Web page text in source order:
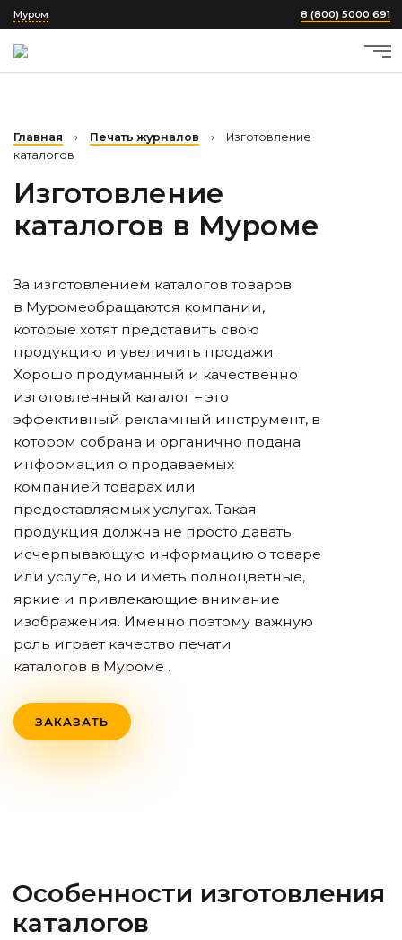
Муром 8 (800) 5000 691
Главная › Печать журналов ›
Изготовление
каталогов
Изготовление
каталогов в Муроме
За изготовлением каталогов товаров
в Муромеобращаются компании,
которые хотят представить свою
продукцию и увеличить продажи.
Хорошо продуманный и качественно
изготовленный каталог – это
эффективный рекламный инструмент, в
котором собрана и органично подана
информация о продаваемых
компанией товарах или
предоставляемых услугах. Такая
продукция должна не просто давать
исчерпывающую информацию о товаре
или услуге, но и иметь полноцветные,
яркие и привлекающие внимание
изображения. Именно поэтому важную
роль играет качество печати
каталогов в Муроме .
ЗАКАЗАТЬ
Особенности изготовления
каталогов